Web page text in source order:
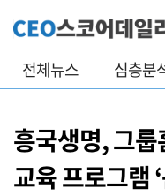
전체뉴스 심층분
흥국생명, 그
교육 프로그램